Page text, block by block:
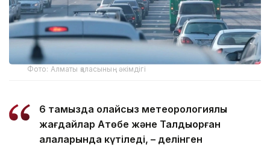
Фото: Алматы қаласының әкімдігі
6 тамызда қолайсыз метеорологиялық
жағдайлар Ақтөбе және Талдықорған
қалаларында күтіледі, – делінген